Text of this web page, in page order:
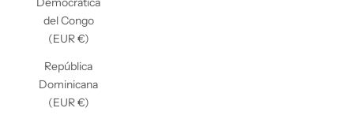
del Congo
(EUR €)
República
Dominicana
(EUR €)